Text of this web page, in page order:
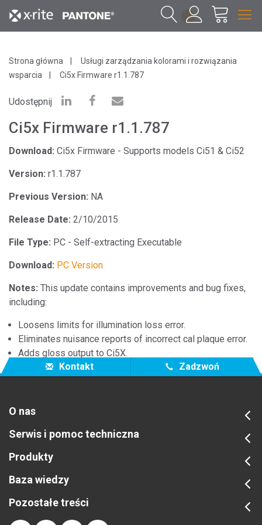
1
Strona główna
Usługi zarządzania kolorami i rozwiązania
wsparcia
Ci5x Firmware r1.1.787
Udostępnij
Ci5x Firmware r1.1.787
Download: Ci5x Firmware - Supports models Ci51 & Ci52
Version: r1.1.787
Previous Version: NA
Release Date: 2/10/2015
File Type: PC - Self-extracting Executable
Download: PC Version
Notes: This update contains improvements and bug fixes,
including:
Loosens limits for illumination loss error.
Eliminates nuisance reports of incorrect cal plaque error.
Adds gloss output to Ci5X.
Kontakt
Zadzwoń
O nas
Serwis i pomoc techniczna
Produkty
Baza wiedzy
Pozostałe treści